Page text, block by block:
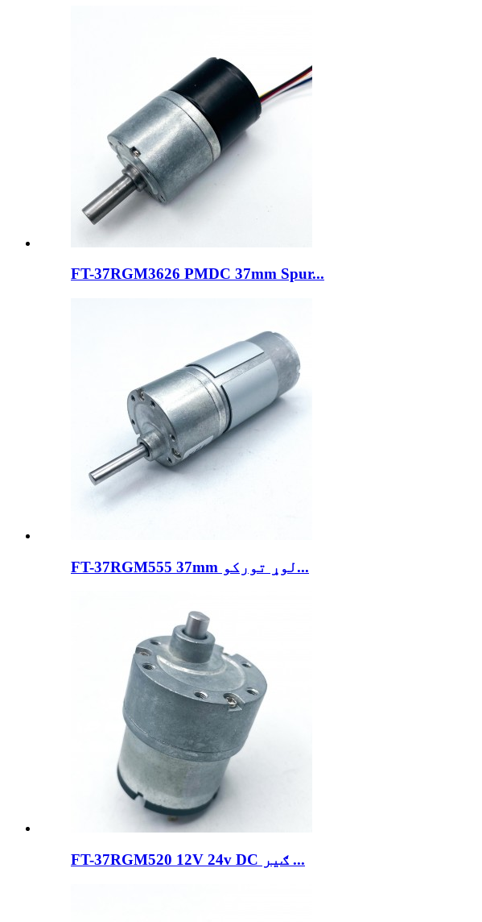
FT-37RGM3626 PMDC 37mm Spur...
FT-37RGM555 37mm لوړ تورکو...
FT-37RGM520 12V 24v DC ګیر ...